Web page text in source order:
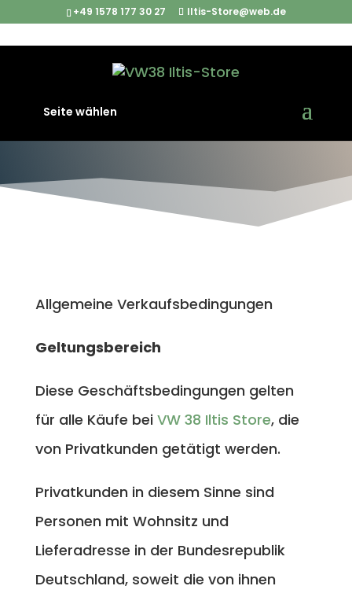
+49 1578 177 30 27 Iltis-Store@web.de
Seite wählen
Allgemeine Verkaufsbedingungen
Geltungsbereich
Diese Geschäftsbedingungen gelten
für alle Käufe bei VW 38 Iltis Store, die
von Privatkunden getätigt werden.
Privatkunden in diesem Sinne sind
Personen mit Wohnsitz und
Lieferadresse in der Bundesrepublik
Deutschland, soweit die von ihnen